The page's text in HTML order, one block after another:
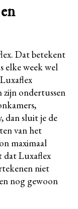
Dat betekent
elke week wel
zijn ondertussen
dan sluit je de
van het
maximaal
dat Luxaflex
niet
nog gewoon